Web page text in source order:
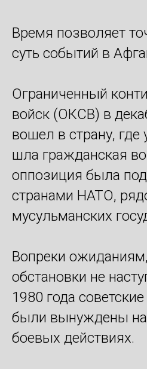
Время позволяет
суть событий в
Ограниченный
войск (ОКСВ) в
вошел в страну, где
шла гражданская
оппозиция была
странами НАТО,
мусульманских
Вопреки
обстановки не
1980 года
были вынуждены
боевых действиях.